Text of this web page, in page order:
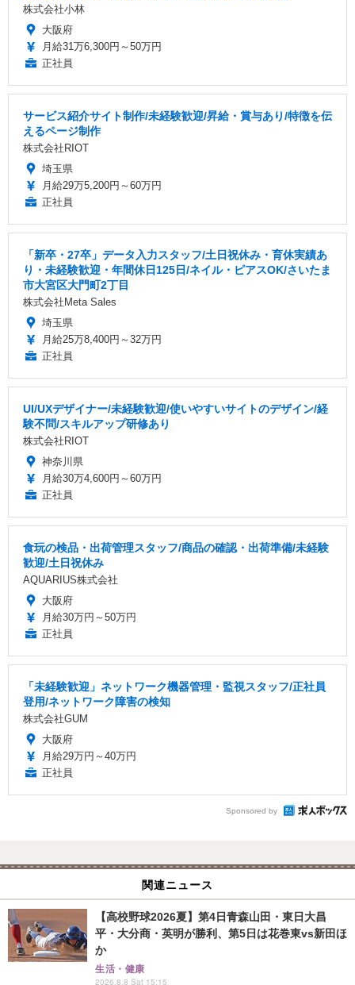
株式会社小林
大阪府
月給31万6,300円～50万円
正社員
サービス紹介サイト制作/未経験歓迎/昇給・賞与あり/特徴を伝
えるページ制作
株式会社RIOT
埼玉県
月給29万5,200円～60万円
正社員
「新卒・27卒」データ入力スタッフ/土日祝休み・育休実績あ
り・未経験歓迎・年間休日125日/ネイル・ピアスOK/さいたま
市大宮区大門町2丁目
株式会社Meta Sales
埼玉県
月給25万8,400円～32万円
正社員
UI/UXデザイナー/未経験歓迎/使いやすいサイトのデザイン/経
験不問/スキルアップ研修あり
株式会社RIOT
神奈川県
月給30万4,600円～60万円
正社員
食玩の検品・出荷管理スタッフ/商品の確認・出荷準備/未経験
歓迎/土日祝休み
AQUARIUS株式会社
大阪府
月給30万円～50万円
正社員
「未経験歓迎」ネットワーク機器管理・監視スタッフ/正社員
登用/ネットワーク障害の検知
株式会社GUM
大阪府
月給29万円～40万円
正社員
Sponsored by
関連ニュース
【高校野球2026夏】第4日青森山田・東日大昌
平・大分商・英明が勝利、第5日は花巻東vs新田ほ
か
生活・健康
2026.8.8 Sat 15:15